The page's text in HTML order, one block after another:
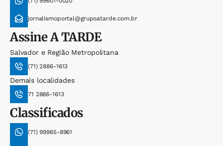
jornalismoportal@grupoatarde.com.br
AssineA TARDE
Salvador e Região Metropolitana
(71) 2886-1613
Demais localidades
71 2886-1613
Classificados
(71) 99965-8961